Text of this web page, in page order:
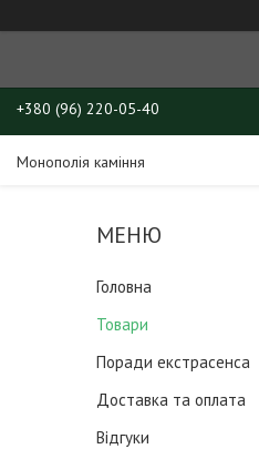
+380 (96) 220-05-40
Монополія каміння
Головна
Товари
Поради екстрасенса
Доставка та оплата
Відгуки